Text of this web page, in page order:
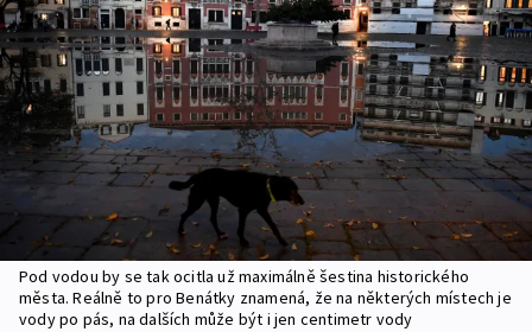
Pod vodou by se tak ocitla už maximálně šestina historického
města. Reálně to pro Benátky znamená, že na některých místech je
vody po pás, na dalších může být i jen centimetr vody